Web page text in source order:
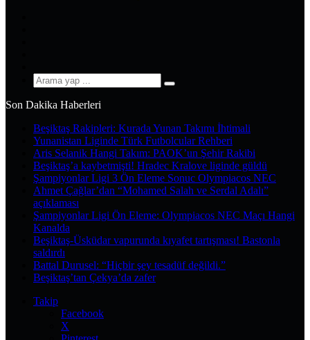
Arama
Son Dakika Haberleri
Beşiktaş Rakipleri: Kurada Yunan Takımı İhtimali
Yunanistan Liginde Türk Futbolcular Rehberi
Aris Selanik Hangi Takım: PAOK’un Şehir Rakibi
Beşiktaş’a kaybetmişti! Hradec Kralove liginde güldü
Şampiyonlar Ligi 3 Ön Eleme Sonuc Olympiacos NEC
Ahmet Çağlar’dan “Mohamed Salah ve Serdal Adalı”
açıklaması
Şampiyonlar Ligi Ön Eleme: Olympiacos NEC Maçı Hangi
Kanalda
Beşiktaş-Üsküdar vapurunda kıyafet tartışması! Bastonla
saldırdı
Battal Durusel: “Hiçbir şey tesadüf değildi.”
Beşiktaş’tan Çekya’da zafer
Takip
Facebook
X